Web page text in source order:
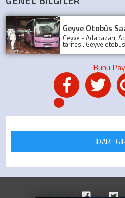
Geyve Otobüs
Geyve - Adapazarı,
tarifesi. Geyve
son Geyve
İDARE